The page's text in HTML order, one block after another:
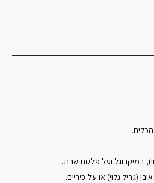
במיקרוגל ועל פלטת שבת.
(גריל גלוי) או על כיריים.